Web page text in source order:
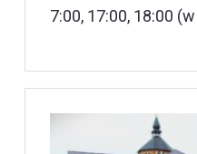
7:00, 17:00, 18:00